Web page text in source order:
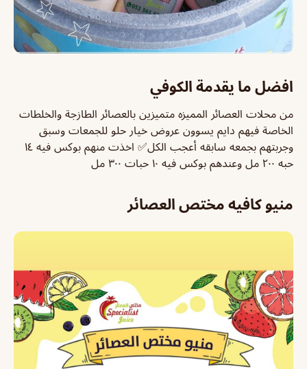
افضل ما يقدمة الكوفي
من محلات العصائر المميزه متميزين بالعصائر الطازجة والخلطات
الخاصة فيهم دايم يسوون عروض خيار حلو للجمعات وسبق
وجربتهم بجمعه سابقه أعجب الكل✅ اخذت منهم بوكس فيه ١٤
حبه ٢٠٠ مل وعندهم بوكس فيه ١٠ حبات ٣٠٠ مل
منيو كافيه مختص العصائر